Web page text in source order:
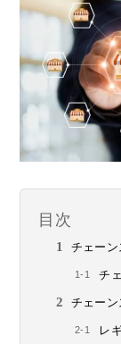
目次
チェーン
チ
チェー
レ